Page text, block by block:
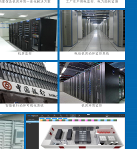
案馆及机房环境一体化解决方案 工厂生产用电监控、电力能耗监测
机房监控 电信机房动环监控系统
智能银行动环可视化系统 机房环境监控